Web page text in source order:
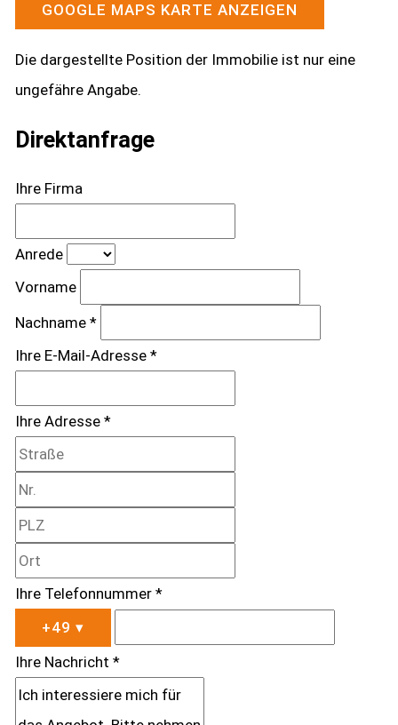
GOOGLE MAPS KARTE ANZEIGEN
Die dargestellte Position der Immobilie ist nur eine
ungefähre Angabe.
Direktanfrage
Ihre Firma
Anrede
Vorname
Nachname *
Ihre E-Mail-Adresse *
Ihre Adresse *
Ihre Telefonnummer *
+49 ▾
Ihre Nachricht *